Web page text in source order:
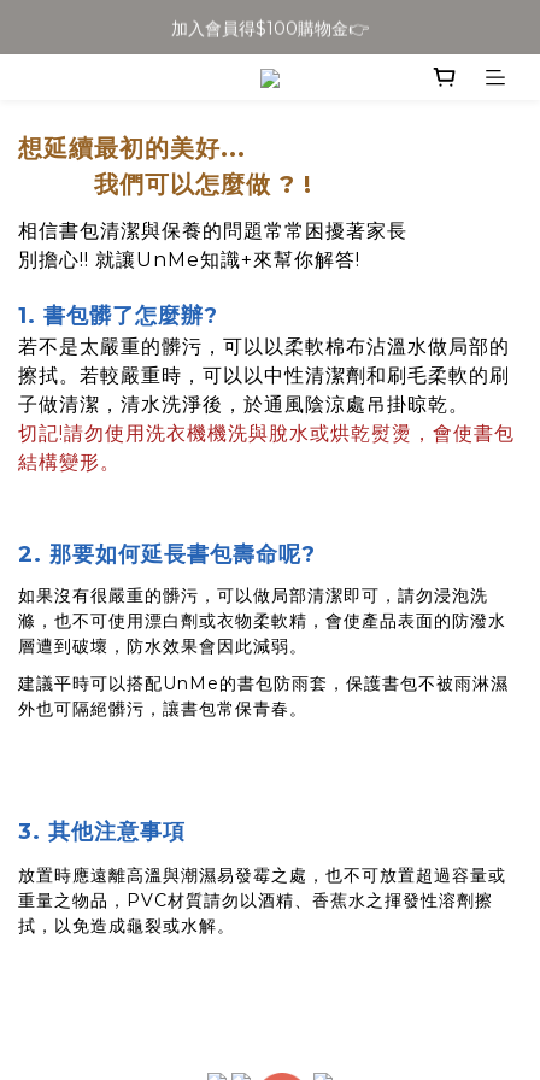
全館滿$699免運
加入會員得$100購物金👉
全館滿$699免運
想延續最初的美好...
我們可以怎麼做 ? !
相信書包清潔與保養的問題常常困擾著家長
別擔心!! 就讓UnMe知識+來幫你解答!
1. 書包髒了怎麼辦?
若不是太嚴重的髒污，可以以柔軟棉布沾溫水做局部的
擦拭。若較嚴重時，可以以中性清潔劑和刷毛柔軟的刷
子做清潔，清水洗淨後，於通風陰涼處吊掛晾乾。
切記!請勿使用洗衣機機洗與脫水或烘乾熨燙，會使書包
結構變形。
2. 那要如何延長書包壽命呢?
如果沒有很嚴重的髒污，可以做局部清潔即可，請勿浸泡洗
滌，也不可使用漂白劑或衣物柔軟精，會使產品表面的防潑水
層遭到破壞，防水效果會因此減弱。
建議平時可以搭配UnMe的書包防雨套，保護書包不被雨淋濕
外也可隔絕髒污，讓書包常保青春。
3. 其他注意事項
放置時應遠離高溫與潮濕易發霉之處，也不可放置超過容量或
重量之物品， PVC材質請勿以酒精、香蕉水之揮發性溶劑擦
拭，以免造成龜裂或水解。